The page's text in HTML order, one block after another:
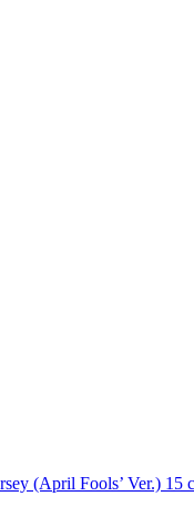
(April Fools’ Ver.) 15